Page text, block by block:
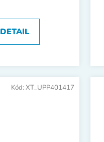
DETAIL
Kód: XT_UPP401417